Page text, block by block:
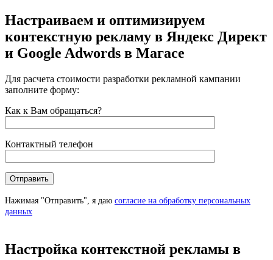
Настраиваем и оптимизируем
контекстную рекламу в Яндекс Директ
и Google Adwords в Магасе
Для расчета стоимости разработки рекламной кампании
заполните форму:
Как к Вам обращаться?
Контактный телефон
Нажимая "Отправить", я даю согласие на обработку персональных
данных
Настройка контекстной рекламы в